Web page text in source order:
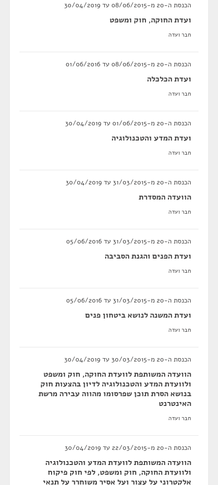
הכנסת ה-20 מ-08/06/2015 עד 30/04/2019
ועדת החוקה, חוק ומשפט
חבר ועדה
הכנסת ה-20 מ-08/06/2015 עד 01/06/2016
ועדת הכלכלה
חבר ועדה
הכנסת ה-20 מ-01/06/2015 עד 30/04/2019
ועדת המדע והטכנולוגיה
חבר ועדה
הכנסת ה-20 מ-31/03/2015 עד 30/04/2019
הוועדה המסדרת
חבר ועדה
הכנסת ה-20 מ-31/03/2015 עד 05/06/2016
ועדת הפנים והגנת הסביבה
חבר ועדה
הכנסת ה-20 מ-31/03/2015 עד 05/06/2016
ועדת המשנה לנושא ביטחון פנים
חבר ועדה
הכנסת ה-20 מ-30/03/2015 עד 30/04/2019
הוועדה המשותפת לוועדת החוקה, חוק ומשפט
ולוועדת המדע והטכנולוגיה לדיון בהצעות חוק
בנושא הסרת תוכן שפרסומו מהווה עבירה מרשת
האינטרנט
חבר ועדה
הכנסת ה-20 מ-22/03/2015 עד 30/04/2019
הוועדה המשותפת לוועדת המדע והטכנולוגיה
ולוועדת החוקה, חוק ומשפט, לפי חוק פיקוח
אלקטרוני על עצור ועל אסיר משוחרר על תנאי